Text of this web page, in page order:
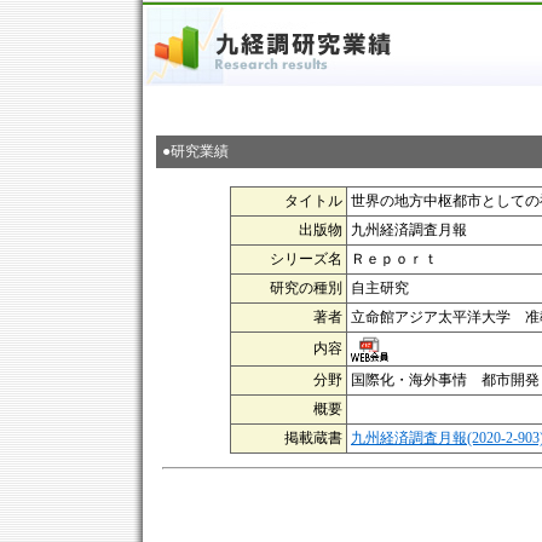
●研究業績
タイトル 世界の地方中枢都市として
出版物
九州経済調査月報
シリーズ名
Ｒｅｐｏｒｔ
研究の種別
自主研究
著者 立命館アジア太平洋大学
内容
分野
国際化・海外事情 都市開発
概要
掲載蔵書 九州経済調査月報(2020-2-